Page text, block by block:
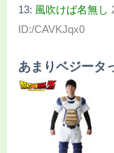
13: 風吹けば名無し
ID:/CAVKJqx0
あまりベジータ